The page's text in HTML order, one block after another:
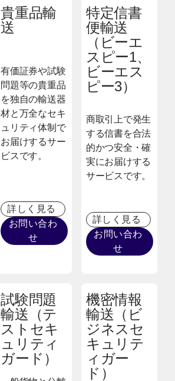
貴重品輸
送
有価証券や試験
問題等の貴重品
を独自の輸送器
材と万全なセキ
ュリティ体制で
お届けするサー
ビスです。
詳しく見る
お問い合わ
せ
特定信書
便輸送
（ビーエ
スピー1、
ビーエス
ピー3）
商取引上で発生
する信書を合法
的かつ安全・確
実にお届けする
サービスです。
詳しく見る
お問い合わ
せ
試験問題
輸送（テ
ストセキ
ュリティ
ガード）
機密情報
輸送（ビ
ジネスセ
キュリテ
ィガー
ド）